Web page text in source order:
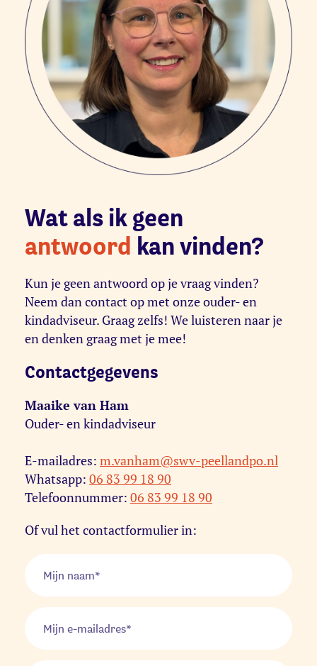
Wat als ik geen
antwoord kan vinden?
Kun je geen antwoord op je vraag vinden?
Neem dan contact op met onze ouder- en
kindadviseur. Graag zelfs! We luisteren naar je
en denken graag met je mee!
Contactgegevens
Maaike van Ham
Ouder- en kindadviseur
E-mailadres: m.vanham@swv-peellandpo.nl
Whatsapp: 06 83 99 18 90
Telefoonnummer: 06 83 99 18 90
Of vul het contactformulier in: